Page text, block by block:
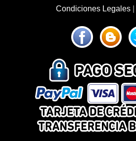
Condiciones Legales